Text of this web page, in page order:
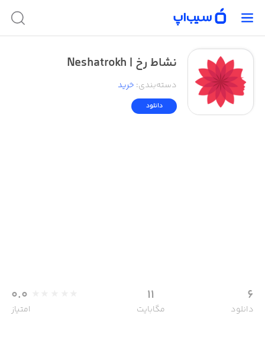
نشاط رخ | Neshatrokh
دسته‌بندی: خرید
دانلود
6
دانلود
11
مگابایت
0.0
امتیاز